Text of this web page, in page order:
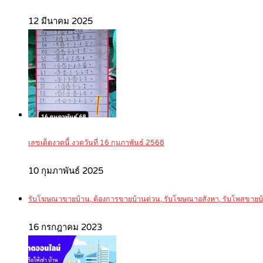
12 มีนาคม 2025
เลขเด็ดงวดนี้ งวดวันที่ 16 กุมภาพันธ์ 2568
10 กุมภาพันธ์ 2025
รับโฆษณาขายบ้าน, ต้องการขายบ้านด่วน, รับโฆษณาอสังหา, รับโพสขาย
16 กรกฎาคม 2023